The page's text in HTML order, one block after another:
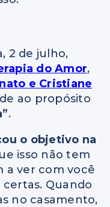
2 de julho,
do Amor,
e Cristiane
ao propósito
.
o objetivo na
isso não tem
a ver com você
Quando
no casamento,